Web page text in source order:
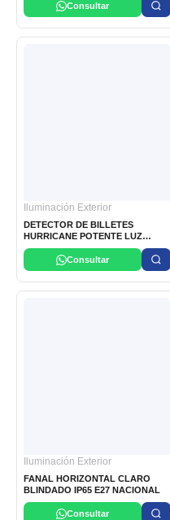
Consultar
Iluminación Exterior
DETECTOR DE BILLETES
HURRICANE POTENTE LUZ
ULTRAVIOLETA (1X4W) 220VAC
60HZ CARCASA ABS DE ALTO
IMPACTO
Consultar
Iluminación Exterior
FANAL HORIZONTAL CLARO
BLINDADO IP65 E27 NACIONAL
Consultar